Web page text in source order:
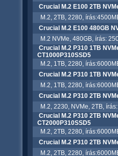
Crucial M.2 E100 2TB
M.2, 2TB, 2280,
Crucial M.2 E100 480GB
M.2 NVMe, 480GB, írás:
Crucial M.2 P310 1TB
CT1000P310SSD5
M.2, 1TB, 2280,
Crucial M.2 P310 1TB
M.2, 1TB, 2280,
Crucial M.2 P310 2TB
M.2, 2230, NVMe, 2TB,
Crucial M.2 P310 2TB
CT2000P310SSD5
M.2, 2TB, 2280,
Crucial M.2 P310 2TB
M.2, 2TB, 2280,